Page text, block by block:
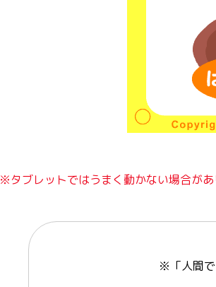
※タブレットではうまく動かない場合が
※「人間で